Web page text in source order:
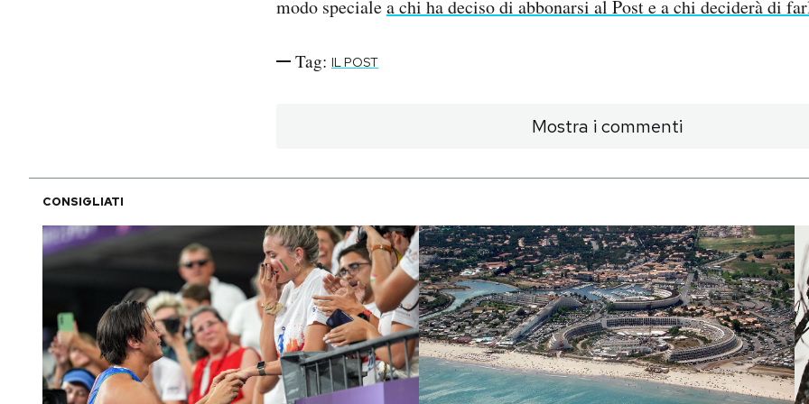
modo specialea chi ha deciso di abbonarsi al Post e a chi deciderà di
Tag: IL POST
Mostra i commenti
CONSIGLIATI